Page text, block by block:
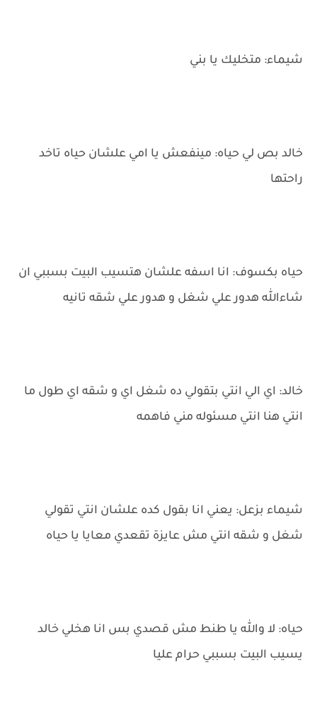
شيماء: متخليك يا بني
خالد بص لي حياه: مينفعش يا امي علشان حياه تاخد
راحتها
حياه بكسوف: انا اسفه علشان هتسيب البيت بسببي ان
شاءالله هدور علي شغل و هدور علي شقه تانيه
خالد: اي الي انتي بتقولي ده شغل اي و شقه اي طول ما
انتي هنا انتي مسئوله مني فاهمه
شيماء بزعل: يعني انا بقول كده علشان انتي تقولي
شغل و شقه انتي مش عايزة تقعدي معايا يا حياه
حياه: لا والله يا طنط مش قصدي بس انا هخلي خالد
يسيب البيت بسببي حرام عليا